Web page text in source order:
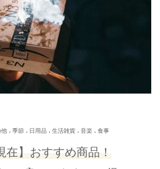
他 . 季節 . 日用品 . 生活雑貨 . 音楽 . 食事
在】おすすめ商品！